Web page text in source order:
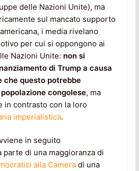
delle Nazioni Unite), ma
sul mancato supporto
i media rivelano
per cui si oppongono ai
Nazioni Unite: non si
di Trump a causa
che questo potrebbe
congolese, ma
in contrasto con la loro
imperialistica.
in seguito
parte di una maggioranza di
alla Cameradi una